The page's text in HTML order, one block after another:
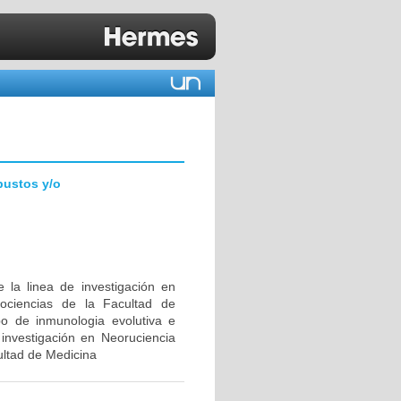
y/o
la linea de investigación en
de la Facultad de
de inmunologia evolutiva e
en Neoruciencia
de Medicina